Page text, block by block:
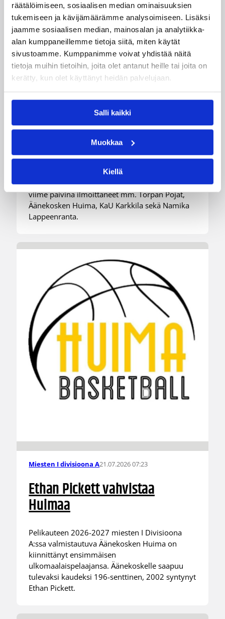
räätälöimiseen, sosiaalisen median ominaisuuksien
tukemiseen ja kävijämäärämme analysoimiseen. Lisäksi
jaamme sosiaalisen median, mainosalan ja analytiikka-
alan kumppaneillemme tietoja siitä, miten käytät
sivustoamme. Kumppanimme voivat yhdistää näitä
tietoja muihin tietoihin, joita olet antanut heille tai joita on
kerätty, kun olet käyttänyt heidän palvelujaan.
Salli kaikki
Muokkaa
Kiellä
Miesten I divisioona A24.07.2026 14:03
Miesten Divari A:ssa koko
joukko pelaajauutisia
Kokoonpanot miesten divisioonakaudelle 2026-
2027 ovat vahvistumassa hyvää vauhtia.
Pelaajasopimuksistaan tulevalle kaudelle ovat
viime päivinä ilmoittaneet mm. Torpan Pojat,
Äänekosken Huima, KaU Karkkila sekä Namika
Lappeenranta.
Miesten I divisioona A21.07.2026 07:23
Ethan Pickett vahvistaa
Huimaa
Pelikauteen 2026-2027 miesten I Divisioona
A:ssa valmistautuva Äänekosken Huima on
kiinnittänyt ensimmäisen
ulkomaalaispelaajansa. Äänekoskelle saapuu
tulevaksi kaudeksi 196-senttinen, 2002 syntynyt
Ethan Pickett.